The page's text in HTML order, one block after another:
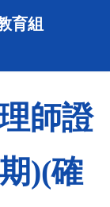
育組
師證
)(確